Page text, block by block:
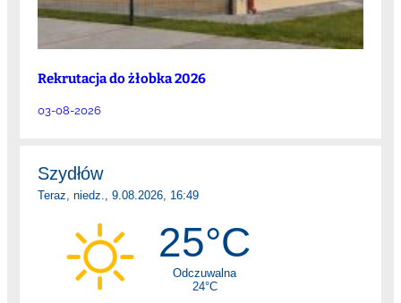
Rekrutacja do żłobka 2026
03-08-2026